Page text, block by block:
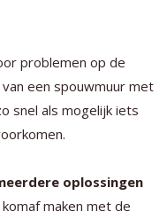
problemen op de
een spouwmuur met
snel als mogelijk iets
oplossingen
maken met de